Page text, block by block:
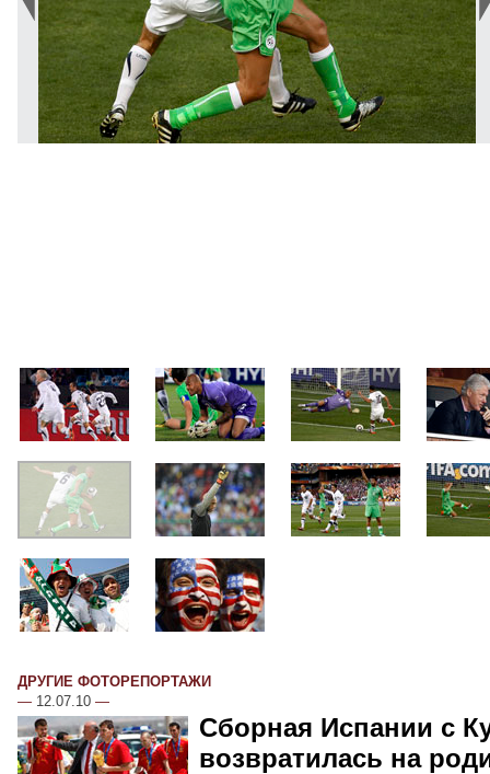
ДРУГИЕ ФОТОРЕПОРТАЖИ
— 12.07.10 —
Сборная Испании с
возвратилась на